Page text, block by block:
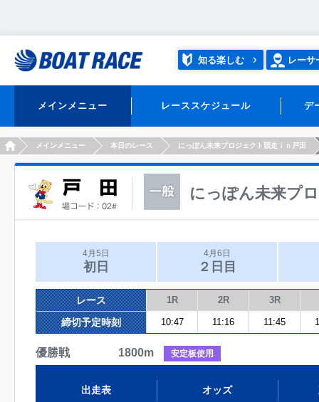
知る楽しむ レーサ
メインメニュー レーススケジュール デ
HOMEメインメニュー 本日のレース にっぽん未来プロジェクト競走ｉｎ戸田
にっぽん未来プ
4月5日
初日
4月6日
２日目
レース 1R 2R 3R
締切予定時刻 10:47 11:16 11:45
優勝戦 1800m 安定板使用
出走表 オッズ